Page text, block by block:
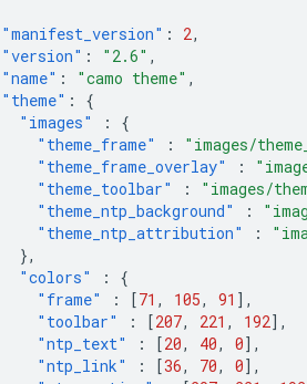
"manifest_version" : 2,
"version" : "2.6" ,
"name" : "camo theme" ,
"theme" :
{
"images"
:
{
"theme_frame"
: "images/
"theme_frame_overlay"
:
"theme_toolbar"
: "images/
"theme_ntp_background"
:
"theme_ntp_attribution"
:
},
"colors"
:
{
"frame"
: [71 , 105, 91 ],
"toolbar"
: [207, 221 , 192],
"ntp_text"
: [20, 40, 0],
"ntp_link"
: [36, 70, 0],